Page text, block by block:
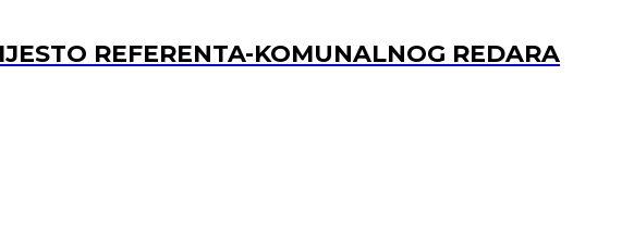
REFERENTA-KOMUNALNOG REDARA